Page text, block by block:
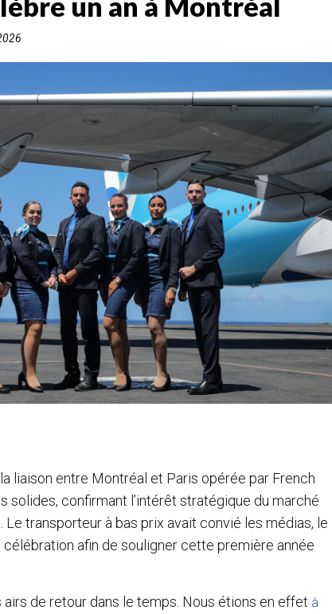
liaison entre Montréal et Paris opérée par French
solides, confirmant l’intérêt stratégique du marché
Le transporteur à bas prix avait convié les médias, le
célébration afin de souligner cette première année
airs de retour dans le temps. Nous étions en effet à